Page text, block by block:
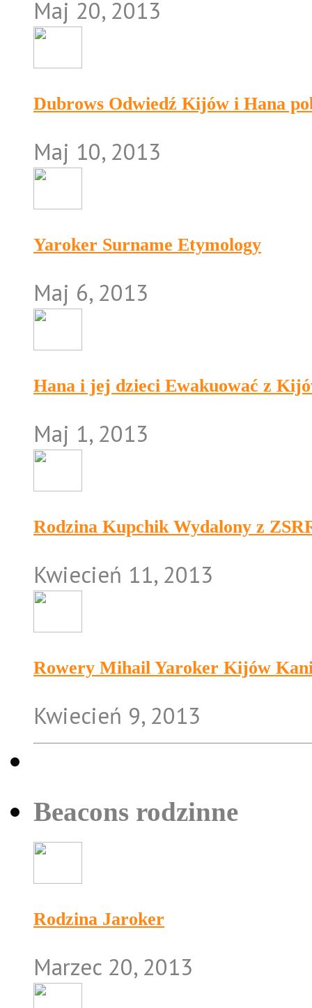
Maj 20, 2013
Dubrows Odwiedź Kijów i Hana
Maj 10, 2013
Yaroker Surname Etymology
Maj 6, 2013
Hana i jej dzieci Ewakuować z
Maj 1, 2013
Rodzina Kupchik Wydalony z
Kwiecień 11, 2013
Rowery Mihail Yaroker Kijów
Kwiecień 9, 2013
Beacons rodzinne
Rodzina Jaroker
Marzec 20, 2013